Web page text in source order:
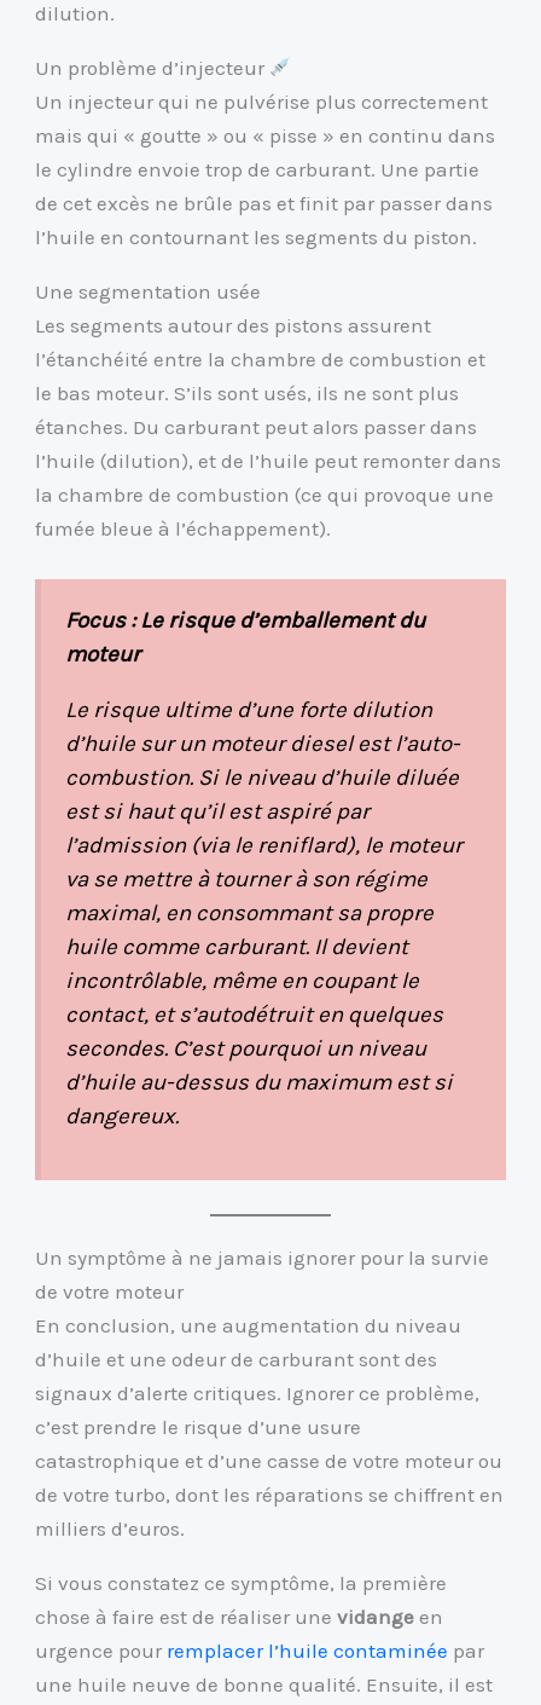
dilution.
Un problème d’injecteur
Un injecteur qui ne pulvérise plus correctement
mais qui « goutte » ou « pisse » en continu dans
le cylindre envoie trop de carburant. Une partie
de cet excès ne brûle pas et finit par passer dans
l’huile en contournant les segments du piston.
Une segmentation usée
Les segments autour des pistons assurent
l’étanchéité entre la chambre de combustion et
le bas moteur. S’ils sont usés, ils ne sont plus
étanches. Du carburant peut alors passer dans
l’huile (dilution), et de l’huile peut remonter dans
la chambre de combustion (ce qui provoque une
fumée bleue à l’échappement).
Focus : Le risque d’emballement du
moteur
Le risque ultime d’une forte dilution
d’huile sur un moteur diesel est l’auto-
combustion. Si le niveau d’huile diluée
est si haut qu’il est aspiré par
l’admission (via le reniflard), le moteur
va se mettre à tourner à son régime
maximal, en consommant sa propre
huile comme carburant. Il devient
incontrôlable, même en coupant le
contact, et s’autodétruit en quelques
secondes. C’est pourquoi un niveau
d’huile au-dessus du maximum est si
dangereux.
Un symptôme à ne jamais ignorer pour la survie
de votre moteur
En conclusion, une augmentation du niveau
d’huile et une odeur de carburant sont des
signaux d’alerte critiques. Ignorer ce problème,
c’est prendre le risque d’une usure
catastrophique et d’une casse de votre moteur ou
de votre turbo, dont les réparations se chiffrent en
milliers d’euros.
Si vous constatez ce symptôme, la première
chose à faire est de réaliser unevidange en
urgence pour remplacer l’huile contaminée par
une huile neuve de bonne qualité. Ensuite, il est